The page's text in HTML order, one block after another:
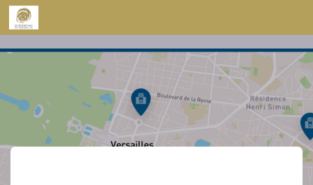
Skip to content